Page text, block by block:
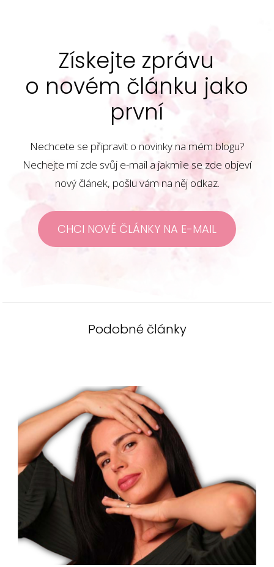
Získejte zprávu
o novém článku jako
první
Nechcete se připravit o novinky na mém blogu?
Nechejte mi zde svůj e-mail a jakmile se zde objeví
nový článek, pošlu vám na něj odkaz.
CHCI NOVÉ ČLÁNKY NA E-MAIL
Podobné články